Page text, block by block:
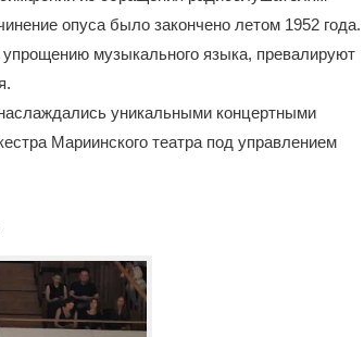
опуса было закончено летом 1952 года.
музыкального языка, превалируют
уникальными концертными
Мариинского театра под управлением